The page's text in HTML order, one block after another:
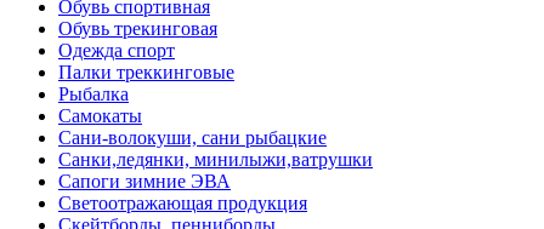
Обувь спортивная
Обувь трекинговая
Одежда спорт
Палки треккинговые
Рыбалка
Самокаты
Сани-волокуши, сани рыбацкие
Санки,ледянки, минилыжи,ватрушки
Сапоги зимние ЭВА
Светоотражающая продукция
Скейтборды, пенниборды